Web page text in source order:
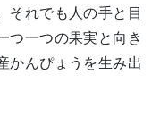
それでも人の手と目
つ一つの果実と向き
かんぴょうを生み出